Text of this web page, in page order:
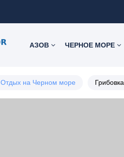
АЗОВ ЧЕРНОЕ МОРЕ
Отдых на Черном море Грибовка